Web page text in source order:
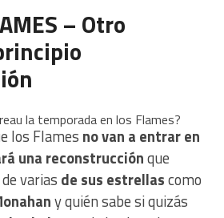
– Otro
la temporada en los Flames?
los Flames no van a entrar en
una reconstrucciónque
de varias de sus estrellascomo
y quién sabe si quizás